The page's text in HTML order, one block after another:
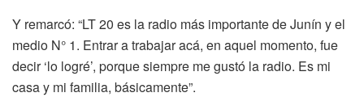
Y remarcó: “LT 20 es la radio más importante de Junín y el
medio N° 1. Entrar a trabajar acá, en aquel momento, fue
decir ‘lo logré’, porque siempre me gustó la radio. Es mi
casa y mi familia, básicamente”.